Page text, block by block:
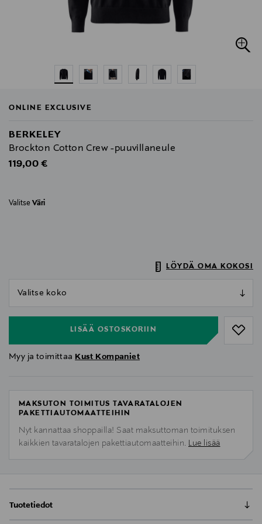
ONLINE EXCLUSIVE
BERKELEY
Brockton Cotton Crew -puuvillaneule
Original Price
119,00 €
Valitse Väri
LÖYDÄ OMA KOKOSI
LISÄÄ OSTOSKORIIN
Myy ja toimittaa Kust Kompaniet
MAKSUTON TOIMITUS TAVARATALOJEN
PAKETTIAUTOMAATTEIHIN
Nyt kannattaa shoppailla! Saat maksuttoman toimituksen
kaikkien tavaratalojen pakettiautomaatteihin. Lue lisää
Tuotetiedot